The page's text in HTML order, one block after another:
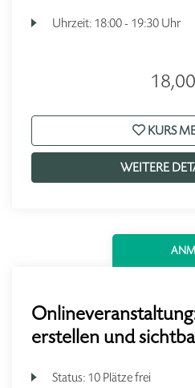
Uhrzeit: 18:00 - 19:30 Uhr
KURS
WEITERE
erstellen und
Status: 10 Plätze frei